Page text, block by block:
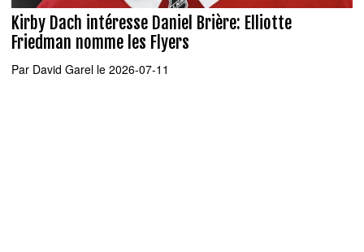
Kirby Dach intéresse Daniel Brière: Elliotte
Friedman nomme les Flyers
Par David Garel le 2026-07-11